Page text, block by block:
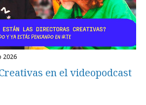
2026
en el videopodcast